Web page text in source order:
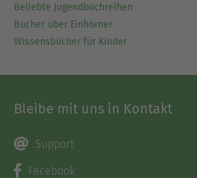
Beliebte Jugendbuchreihen
Bücher über Einhörner
Wissensbücher für Kinder
Bleibe mit uns in Kontakt
Support
Facebook